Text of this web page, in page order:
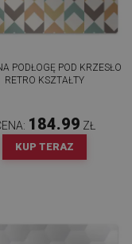
PODŁOGĘ POD KRZESŁO
RETRO KSZTAŁTY
184.99 ZŁ
KUP TERAZ